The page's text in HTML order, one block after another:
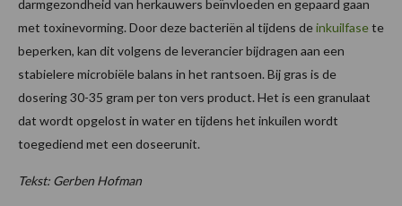
darmgezondheid van herkauwers beïnvloeden en gepaard gaan
met toxinevorming. Door deze bacteriën al tijdens deinkuilfasete
beperken, kan dit volgens de leverancier bijdragen aan een
stabielere microbiële balans in het rantsoen. Bij gras is de
dosering 30-35 gram per ton vers product. Het is een granulaat
dat wordt opgelost in water en tijdens het inkuilen wordt
toegediend met een doseerunit.
Tekst: Gerben Hofman